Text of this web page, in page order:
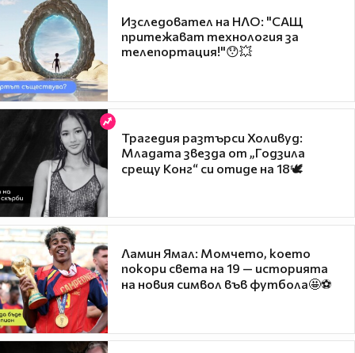
Изследовател на НЛО: "САЩ
притежават технология за
телепортация!"😯💥
Трагедия разтърси Холивуд:
Младата звезда от „Годзила
срещу Конг“ си отиде на 18🕊️
Ламин Ямал: Момчето, което
покори света на 19 — историята
на новия символ във футбола🤩⚽